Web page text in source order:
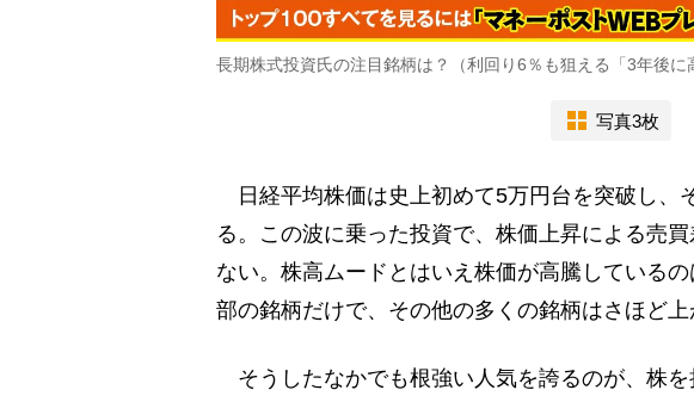
長期株式投資氏の注目銘柄は？（利回り6％も狙える「3年後に
写真3枚
日経平均株価は史上初めて5万円台を突破し、
る。この波に乗った投資で、株価上昇による売
ない。株高ムードとはいえ株価が高騰している
部の銘柄だけで、その他の多くの銘柄はさほど上
そうしたなかでも根強い人気を誇るのが、株